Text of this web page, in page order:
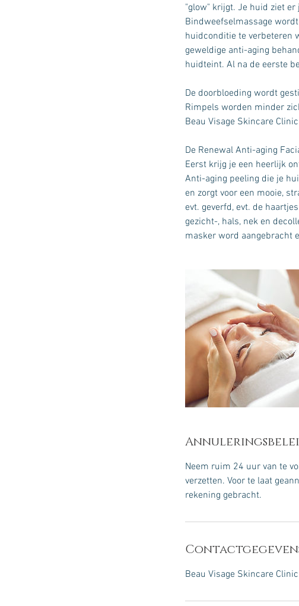
"glow" krijgt. Je huid ziet
Bindweefselmassage
huidconditie te verbeteren
geweldige anti-aging
huidteint. Al na de eerste
De doorbloeding wordt
Rimpels worden minder
Beau Visage Skincare
De Renewal Anti-aging
Eerst krijg je een heerlijk
Anti-aging peeling die je
en zorgt voor een mooie,
evt. geverfd, evt. de
gezicht-, hals, nek en
masker word aangebracht
Neem ruim 24 uur van te
verzetten. Voor te laat
rekening gebracht.
Beau Visage Skincare